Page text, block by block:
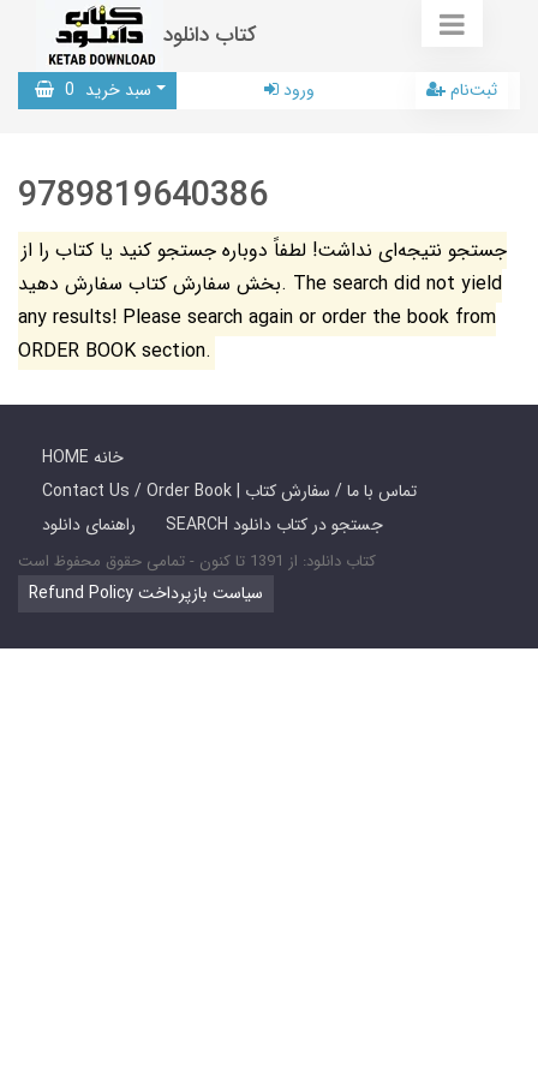
کتاب دانلود
سبد خرید 0 ورود ثبت‌نام
9789819640386
جستجو نتیجه‌ای نداشت! لطفاً دوباره جستجو کنید یا کتاب را از
بخش سفارش کتاب سفارش دهید. The search did not yield
any results! Please search again or order the book from
ORDER BOOK section.
HOME خانه
Contact Us / Order Book | تماس با ما / سفارش کتاب
راهنمای دانلود
SEARCH جستجو در کتاب دانلود
کتاب دانلود: از 1391 تا کنون - تمامی حقوق محفوظ است
Refund Policy سیاست بازپرداخت